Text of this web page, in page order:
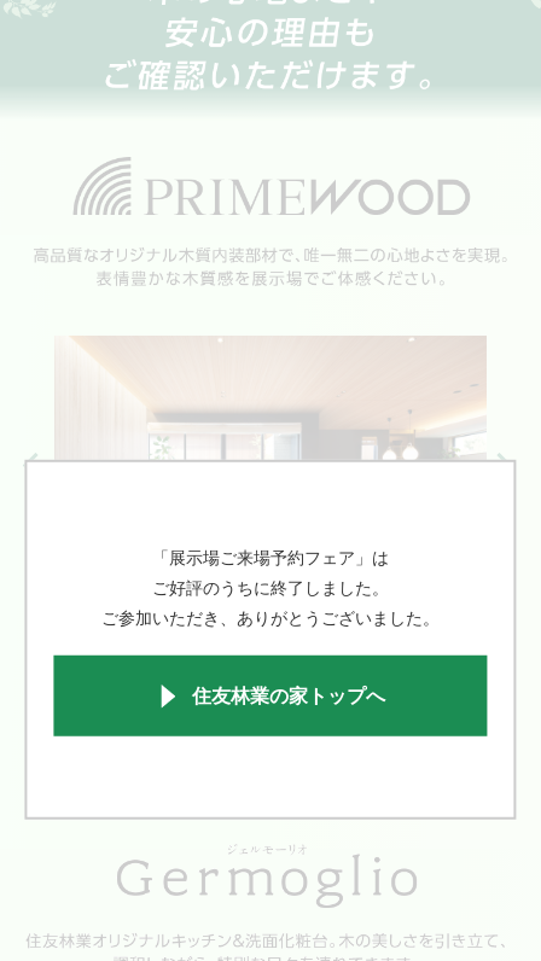
「展示場ご来場予約フェア」は
ご好評のうちに終了しました。
ご参加いただき、ありがとうございました。
住友林業の家トップへ